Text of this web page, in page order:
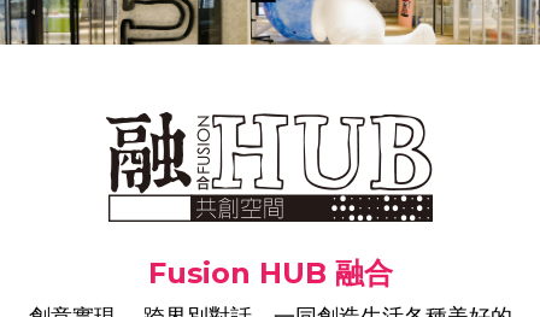
文案策劃
Content Planning
網上廣告
Fusion HUB 融合